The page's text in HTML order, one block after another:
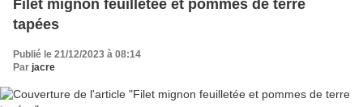
Filet mignon feuilletée et pommes de terre
tapées
Publié le 21/12/2023 à 08:14
Par jacre